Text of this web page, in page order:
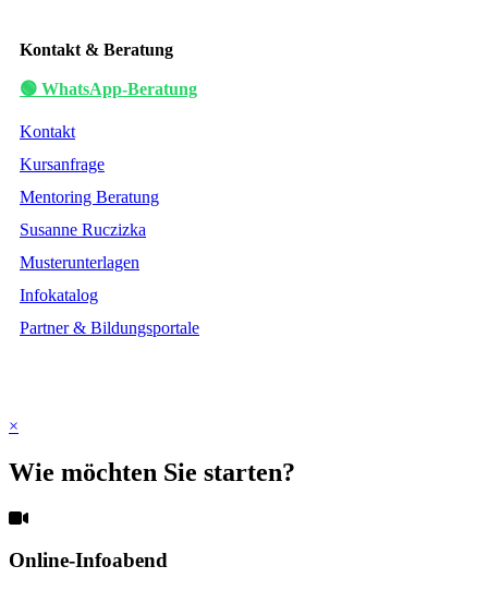
Kontakt & Beratung
🟢 WhatsApp-Beratung
Kontakt
Kursanfrage
Mentoring Beratung
Susanne Ruczizka
Musterunterlagen
Infokatalog
Partner & Bildungsportale
×
Wie möchten Sie starten?
Online-Infoabend